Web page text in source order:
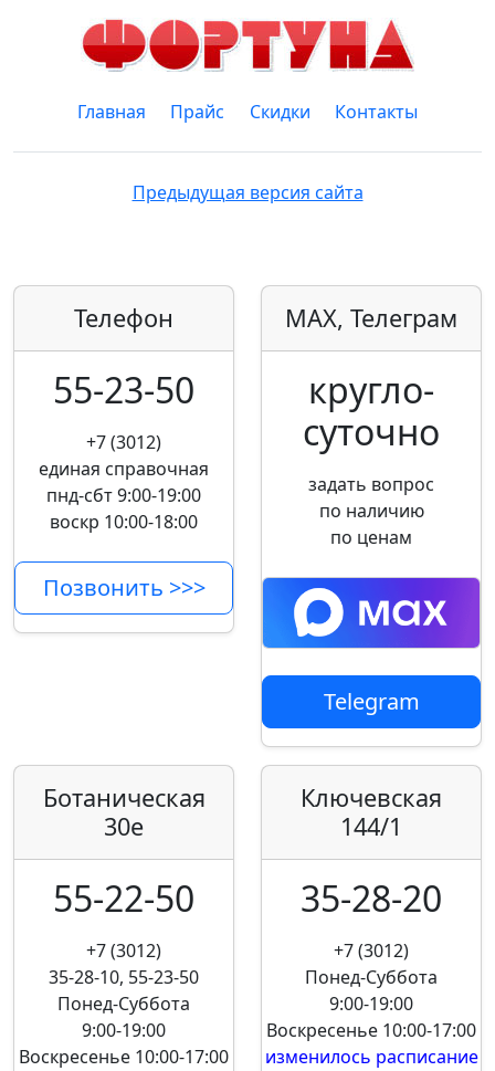
Главная Прайс Скидки Контакты
Предыдущая версия сайта
Телефон
55-23-50
+7 (3012)
единая справочная
пнд-сбт 9:00-19:00
воскр 10:00-18:00
Позвонить >>>
MAX, Телеграм
кругло­
суточно
задать вопрос
по наличию
по ценам
Telegram
Ботаническая
30е
55-22-50
+7 (3012)
35-28-10, 55-23-50
Понед-Суббота
9:00-19:00
Воскресенье 10:00-17:00
Ключевская
144/1
35-28-20
+7 (3012)
Понед-Суббота
9:00-19:00
Воскресенье 10:00-17:00
изменилось расписание